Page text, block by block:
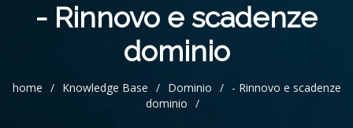
- Rinnovo e scadenze
dominio
home / Knowledge Base / Dominio /
- Rinnovo e scadenze
dominio /